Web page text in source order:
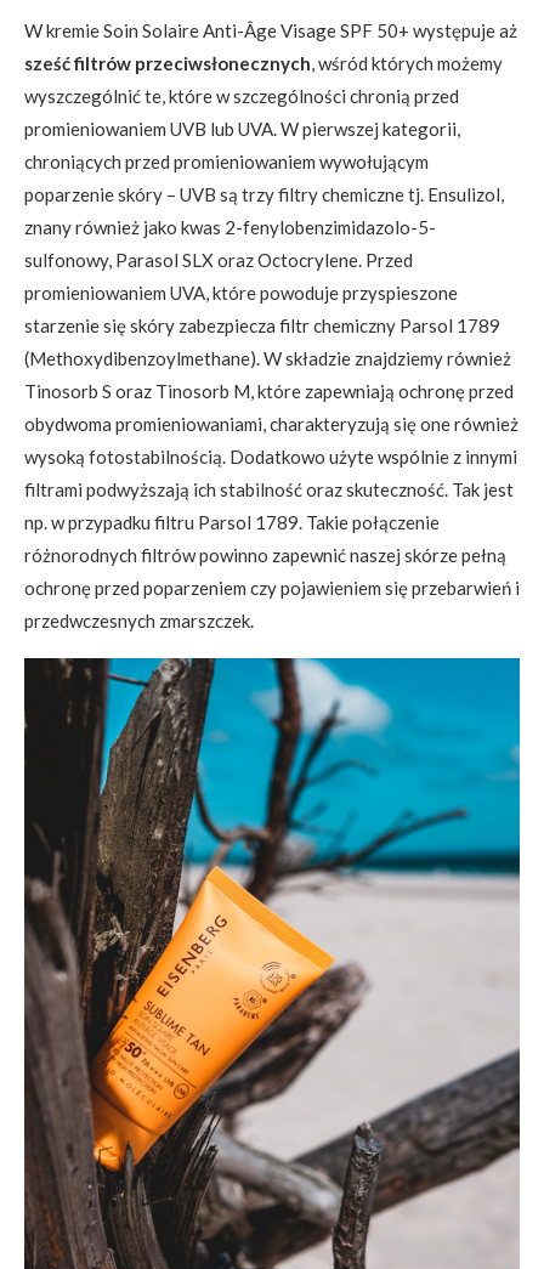
W kremie Soin Solaire Anti-Âge Visage SPF 50+ występuje aż
sześć filtrów przeciwsłonecznych, wśród których możemy
wyszczególnić te, które w szczególności chronią przed
promieniowaniem UVB lub UVA. W pierwszej kategorii,
chroniących przed promieniowaniem wywołującym
poparzenie skóry – UVB są trzy filtry chemiczne tj. Ensulizol,
znany również jako kwas 2-fenylobenzimidazolo-5-
sulfonowy, Parasol SLX oraz Octocrylene. Przed
promieniowaniem UVA, które powoduje przyspieszone
starzenie się skóry zabezpiecza filtr chemiczny Parsol 1789
(Methoxydibenzoylmethane). W składzie znajdziemy również
Tinosorb S oraz Tinosorb M, które zapewniają ochronę przed
obydwoma promieniowaniami, charakteryzują się one również
wysoką fotostabilnością. Dodatkowo użyte wspólnie z innymi
filtrami podwyższają ich stabilność oraz skuteczność. Tak jest
np. w przypadku filtru Parsol 1789. Takie połączenie
różnorodnych filtrów powinno zapewnić naszej skórze pełną
ochronę przed poparzeniem czy pojawieniem się przebarwień i
przedwczesnych zmarszczek.